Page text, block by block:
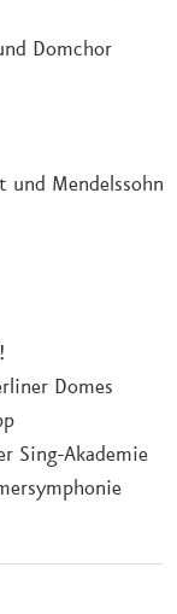
Domchor
und Mendelssohn
Domes
Sing-Akademie